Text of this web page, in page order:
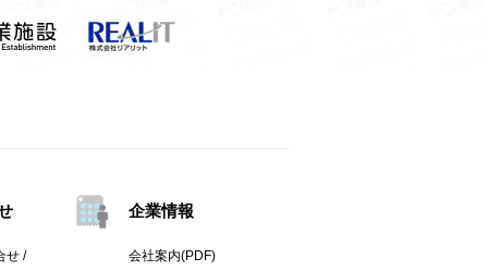
せ /
企業情報
会社案内(PDF)